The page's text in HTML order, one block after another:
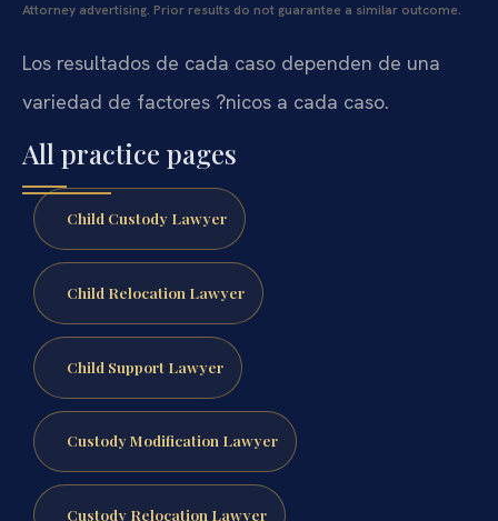
Attorney advertising. Prior results do not guarantee a similar outcome.
Los resultados de cada caso dependen de una
variedad de factores ?nicos a cada caso.
All practice pages
Child Custody Lawyer
Child Relocation Lawyer
Child Support Lawyer
Custody Modification Lawyer
Custody Relocation Lawyer